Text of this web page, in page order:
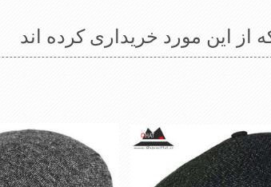
از این مورد خریداری کرده اند